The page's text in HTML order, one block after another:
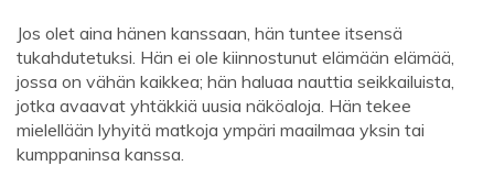
Jos olet aina hänen kanssaan, hän tuntee itsensä
tukahdutetuksi. Hän ei ole kiinnostunut elämään elämää,
jossa on vähän kaikkea; hän haluaa nauttia seikkailuista,
jotka avaavat yhtäkkiä uusia näköaloja. Hän tekee
mielellään lyhyitä matkoja ympäri maailmaa yksin tai
kumppaninsa kanssa.